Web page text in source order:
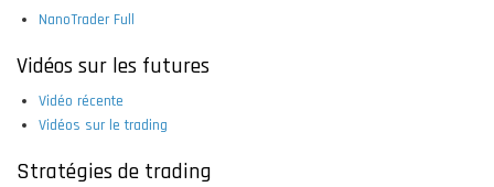
NanoTrader Full
Vidéos sur les futures
Vidéo récente
Vidéos sur le trading
Stratégies de trading